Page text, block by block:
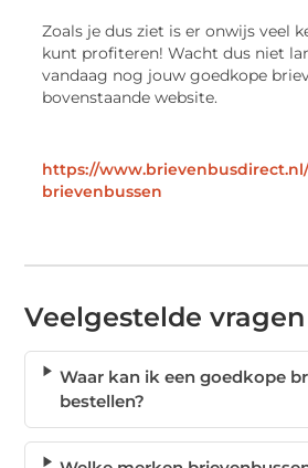
Zoals je dus ziet is er onwijs veel
kunt profiteren! Wacht dus niet
vandaag nog jouw goedkope
bovenstaande website.
https://
brievenbussen
Veelgestelde vragen
Waar kan ik een goedkope
bestellen?